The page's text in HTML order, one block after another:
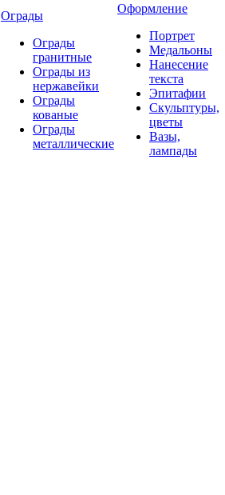
Ограды
Ограды
гранитные
Ограды из
нержавейки
Ограды
кованые
Ограды
металлические
Оформление
Портрет
Медальоны
Нанесение
текста
Эпитафии
Скульптуры,
цветы
Вазы,
лампады